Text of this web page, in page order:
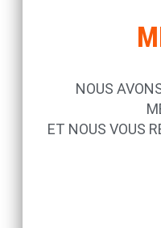
NOUS
ET NOUS VOUS